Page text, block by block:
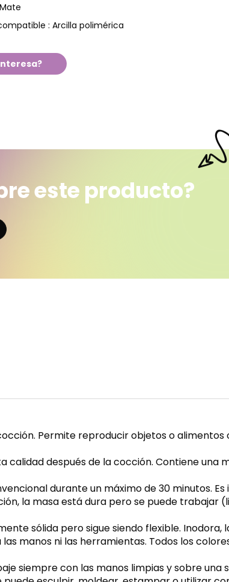
Mate
: Arcilla polimérica
este producto?
Permite reproducir objetos o alimentos
después de la cocción. Contiene una
durante un máximo de 30 minutos.
la masa está dura pero se puede trabajar
sólida pero sigue siendo flexible. Inodora,
manos ni las herramientas. Todos los
siempre con las manos limpias y sobre una